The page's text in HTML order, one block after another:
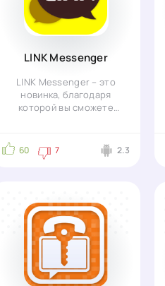
LINK Messenger
LINK Messenger – это
новинка, благодаря
которой вы сможете
60 7 2.3